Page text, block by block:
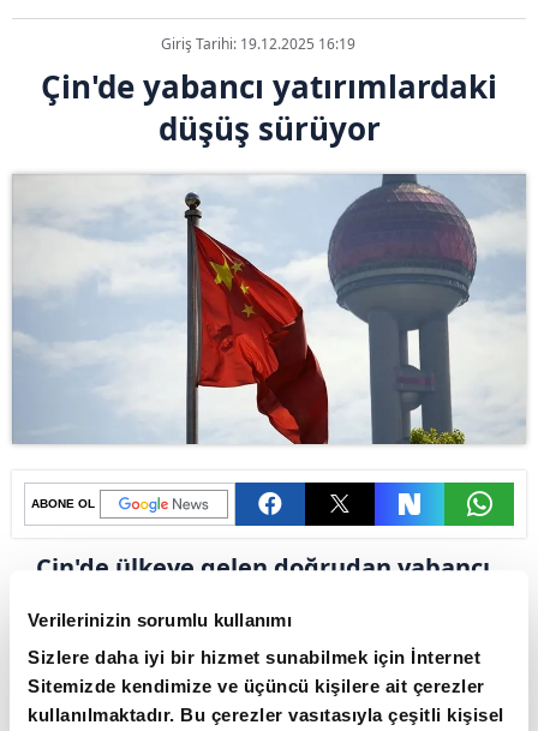
Verilerinizin sorumlu kullanımı
Sizlere daha iyi bir hizmet sunabilmek için İnternet
Sitemizde kendimize ve üçüncü kişilere ait çerezler
kullanılmaktadır. Bu çerezler vasıtasıyla çeşitli kişisel
Giriş Tarihi: 19.12.2025 16:19
Çin'de yabancı yatırımlardaki
düşüş sürüyor
ABONE OL
Çin'de ülkeye gelen doğrudan yabancı
düşüş, bu yılın 11 ayında da devam
etti.
Çin Ticaret Bakanlığından yapılan açıklamaya